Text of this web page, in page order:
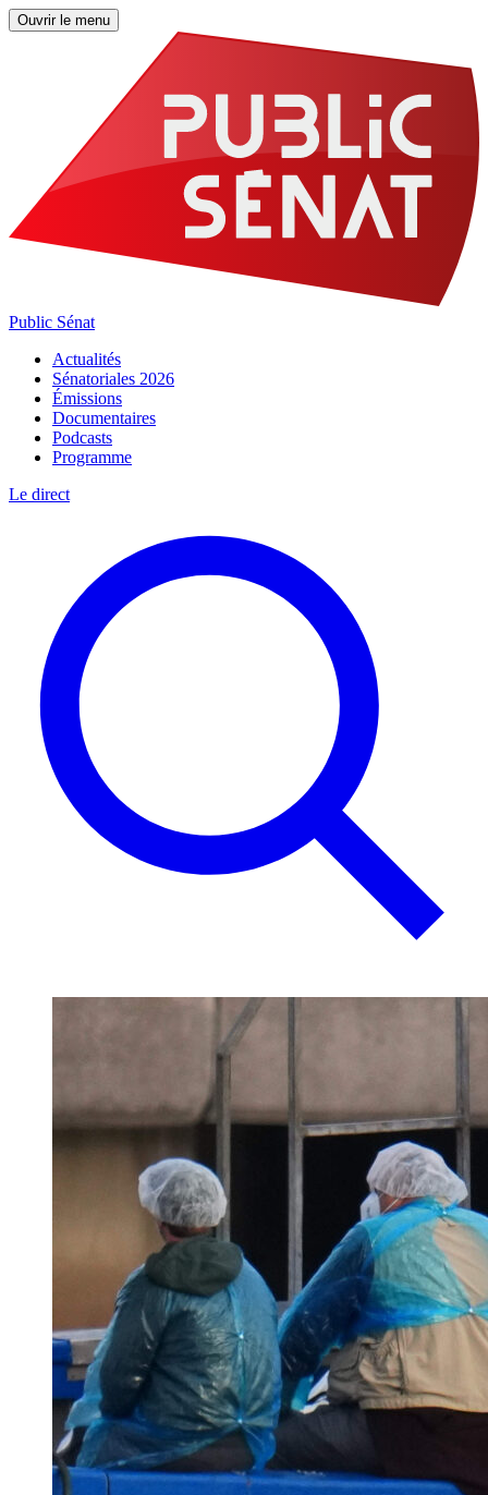
Ouvrir le menu
Public Sénat
Actualités
Sénatoriales 2026
Émissions
Documentaires
Podcasts
Programme
Le direct